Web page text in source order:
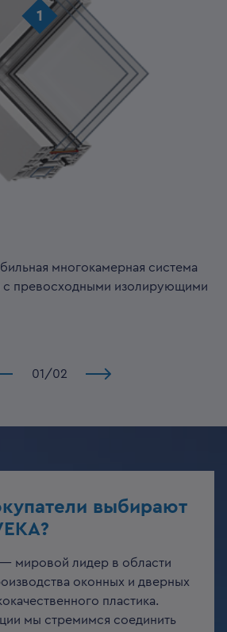
1
многокамерная система
с превосходными изолирующими
01 /02
выбирают
— мировой лидер в области
оконных и дверных
пластика.
мы стремимся соединить